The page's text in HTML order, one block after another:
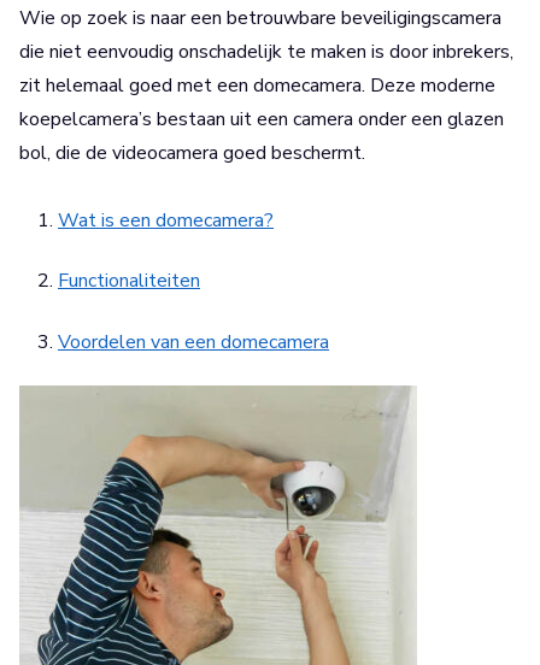
Wie op zoek is naar een betrouwbare beveiligingscamera
die niet eenvoudig onschadelijk te maken is door inbrekers,
zit helemaal goed met een domecamera. Deze moderne
koepelcamera’s bestaan uit een camera onder een glazen
bol, die de videocamera goed beschermt.
Wat is een domecamera?
Functionaliteiten
Voordelen van een domecamera